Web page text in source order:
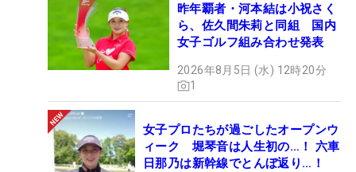
昨年覇者・河本結は小祝さく
ら、佐久間朱莉と同組 国内
女子ゴルフ組み合わせ発表
2026年8月5日 (水) 12時20分
1
女子プロたちが過ごしたオープンウ
ィーク 堀琴音は人生初の…！ 六車
日那乃は新幹線でとんぼ返り…！